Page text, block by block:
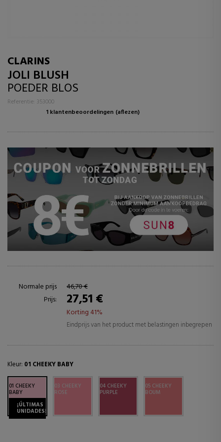
CLARINS
JOLI BLUSH
POEDER BLOS
Referentie: 353000
1 klantenbeoordelingen (aflezen)
Normale prijs
46,70 €
Prijs:
27,51 €
Korting 41%
Eindprijs van het product met belastingen inbegrepen
Kleur: 01 CHEEKY BABY
01 CHEEKY
BABY
¡ÚLTIMAS
UNIDADES!
03 CHEEKY
ROSE
04 CHEEKY
PURPLE
05 CHEEKY
BOUM